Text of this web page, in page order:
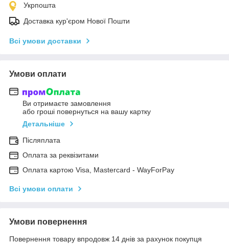
Укрпошта
Доставка кур'єром Нової Пошти
Всі умови доставки
Умови оплати
Ви отримаєте замовлення
або гроші повернуться на вашу картку
Детальніше
Післяплата
Оплата за реквізитами
Оплата картою Visa, Mastercard - WayForPay
Всі умови оплати
Умови повернення
Повернення товару впродовж 14 днів за рахунок покупця